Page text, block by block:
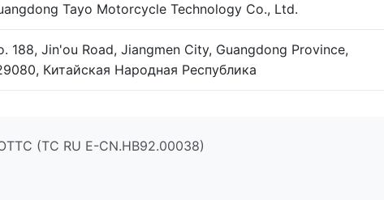
Tayo Motorcycle Technology Co., Ltd.
188, Jin'ou Road, Jiangmen City, Guangdong Province,
Китайская Народная Республика
(ТС RU Е-CN.НВ92.00038)